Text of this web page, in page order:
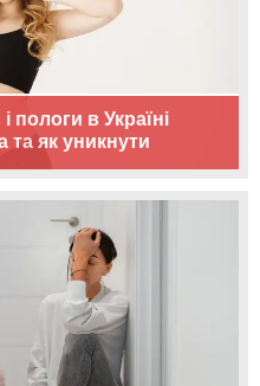
пологи в Україні
та як уникнути